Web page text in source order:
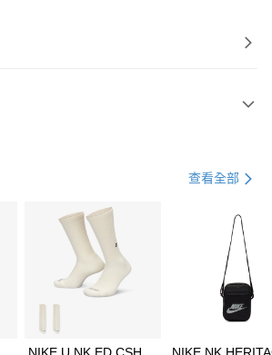
21家銀行
第一商業銀行
彰化商業銀行
查看全部
NIKE U NK ED CSH
NIKE NK